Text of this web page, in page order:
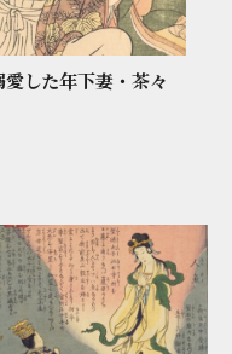
した年下妻・茶々